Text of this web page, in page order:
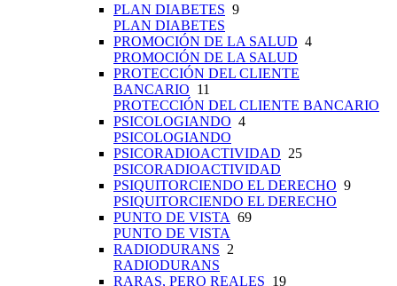
PLAN DIABETES 9
PLAN DIABETES
PROMOCIÓN DE LA SALUD 4
PROMOCIÓN DE LA SALUD
PROTECCIÓN DEL CLIENTE
BANCARIO 11
PROTECCIÓN DEL CLIENTE BANCARIO
PSICOLOGIANDO 4
PSICOLOGIANDO
PSICORADIOACTIVIDAD 25
PSICORADIOACTIVIDAD
PSIQUITORCIENDO EL DERECHO 9
PSIQUITORCIENDO EL DERECHO
PUNTO DE VISTA 69
PUNTO DE VISTA
RADIODURANS 2
RADIODURANS
RARAS, PERO REALES 19